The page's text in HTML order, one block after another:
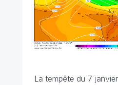
La tempête du 7